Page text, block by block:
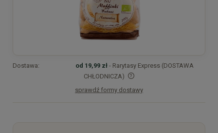
Dostawa: od 19,99 zł - Rarytasy Express (DOSTAWA
CHŁODNICZA)
Cena nie zawiera ewentualnych kosztów płatności
sprawdź formy dostawy